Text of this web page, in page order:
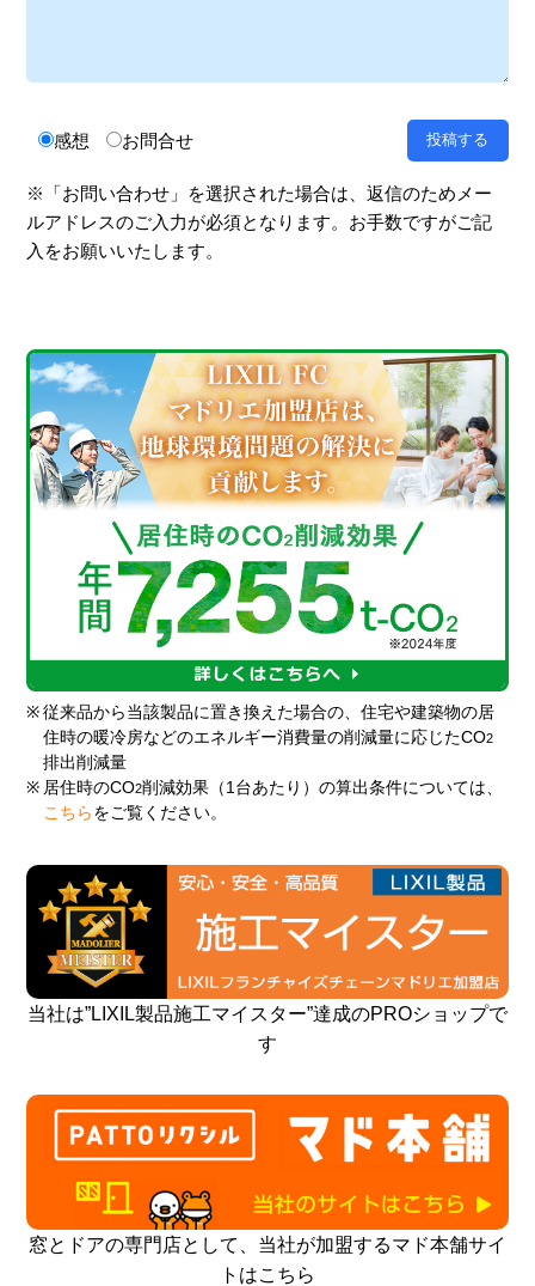
感想 お問合せ
※「お問い合わせ」を選択された場合は、返信のためメー
ルアドレスのご入力が必須となります。お手数ですがご記
入をお願いいたします。
※ 従来品から当該製品に置き換えた場合の、住宅や建築物の居
住時の暖冷房などのエネルギー消費量の削減量に応じたCO2
排出削減量
※ 居住時のCO2削減効果（1台あたり）の算出条件については、
こちら をご覧ください。
当社は”LIXIL製品施工マイスター”達成のPROショップで
す
窓とドアの専門店として、当社が加盟するマド本舗サイ
トはこちら